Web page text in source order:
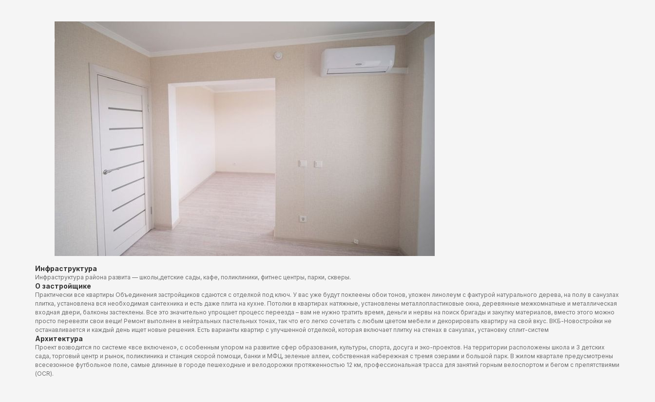
Инфраструктура
Инфраструктура района развита — школы,детские сады, кафе, поликлиники, фитнес центры, парки, скверы.
О застройщике
Практически все квартиры Объединения застройщиков сдаются с отделкой под ключ. У вас уже будут поклеены обои тонов, уложен линолеум с фактурой натурального дерева, на полу в санузлах
плитка, установлена вся необходимая сантехника и есть даже плита на кухне. Потолки в квартирах натяжные, установлены металлопластиковые окна, деревянные межкомнатные и металлическая
входная двери, балконы застеклены. Все это значительно упрощает процесс переезда – вам не нужно тратить время, деньги и нервы на поиск бригады и закупку материалов, вместо этого можно
просто перевезти свои вещи! Ремонт выполнен в нейтральных пастельных тонах, так что его легко сочетать с любым цветом мебели и декорировать квартиру на свой вкус. ВКБ-Новостройки не
останавливается и каждый день ищет новые решения. Есть варианты квартир с улучшенной отделкой, которая включает плитку на стенах в санузлах, установку сплит-систем
Архитектура
Проект возводится по системе «все включено», с особенным упором на развитие сфер образования, культуры, спорта, досуга и эко-проектов. На территории расположены школа и 3 детских
сада, торговый центр и рынок, поликлиника и станция скорой помощи, банки и МФЦ, зеленые аллеи, собственная набережная с тремя озерами и большой парк. В жилом квартале предусмотрены
всесезонное футбольное поле, самые длинные в городе пешеходные и велодорожки протяженностью 12 км, профессиональная трасса для занятий горным велоспортом и бегом с препятствиями
(OCR).